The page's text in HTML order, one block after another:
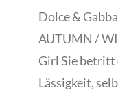
Dolce &
AUTUMN /
Girl Sie betritt
Lässigkeit,